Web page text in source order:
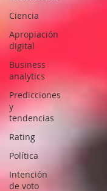
Ciencia
Apropiación
digital
Business
analytics
Predicciones
y
tendencias
Rating
Política
Intención
de voto